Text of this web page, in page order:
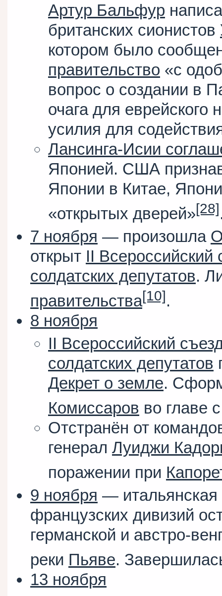
Артур Бальфур
британских сионистов
котором было
правительство «с
вопрос о создании в
очага для еврейского
усилия для
Лансинга-Исии
Японией. США
Японии в Китае,
«открытых дверей»[28]
7 ноября — произошла
открыт II Всероссийский
солдатских депутатов.
правительства[10].
8 ноября
II Всероссийский
солдатских депутатов
Декрет о земле.
Комиссаров во главе
Отстранён от
генерал Луиджи
поражении при
9 ноября — итальянская
французских дивизий
германской и австро-
реки Пьяве.
13 ноября